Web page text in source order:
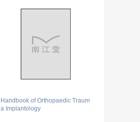
Handbook of Orthopaedic Traum
a Implantology